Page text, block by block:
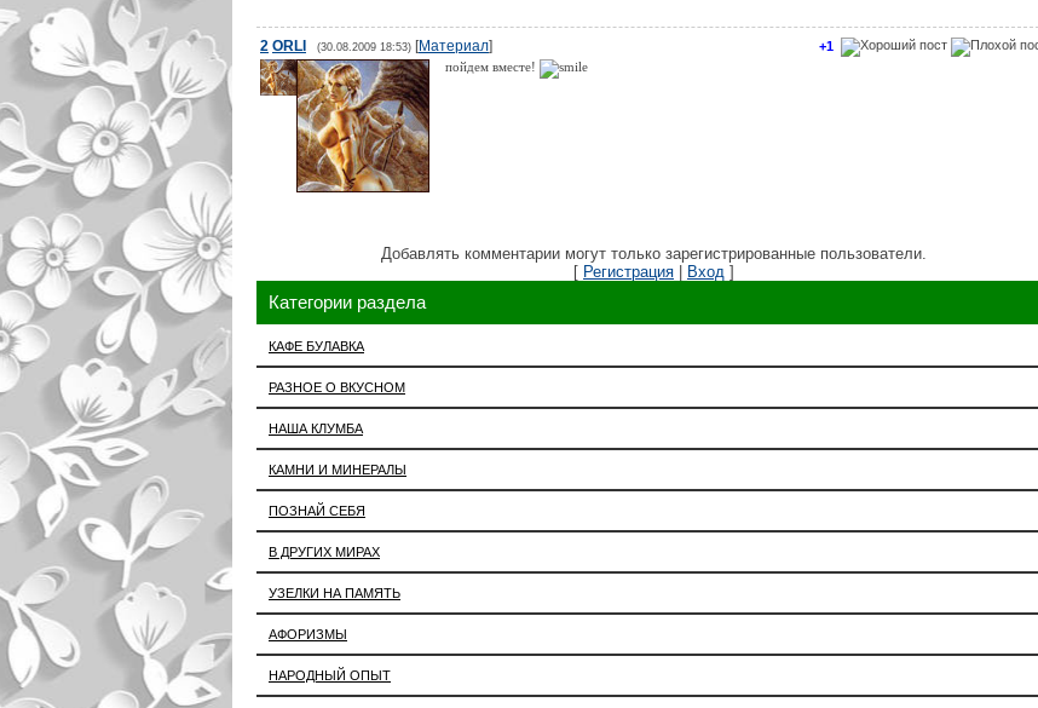
+1
2 ORLI (30.08.2009 18:53) [Материал]
пойдем вместе!
Добавлять комментарии могут только зарегистрированные пользователи.
[ Регистрация | Вход ]
Категории раздела
КАФЕ БУЛАВКА
РАЗНОЕ О ВКУСНОМ
НАША КЛУМБА
КАМНИ И МИНЕРАЛЫ
ПОЗНАЙ СЕБЯ
В ДРУГИХ МИРАХ
УЗЕЛКИ НА ПАМЯТЬ
АФОРИЗМЫ
НАРОДНЫЙ ОПЫТ